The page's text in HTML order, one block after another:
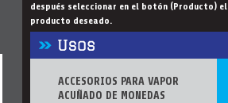
después seleccionar en el botón (Producto) el
producto deseado.
ACCESORIOS PARA VAPOR
ACUÑADO DE MONEDAS